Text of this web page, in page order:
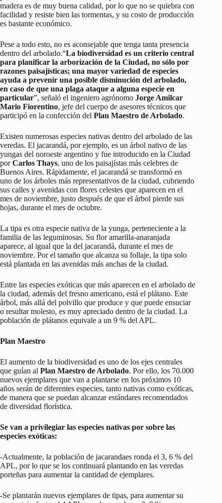
madera es de muy buena calidad, por lo que no se quiebra con
facilidad y resiste bien las tormentas, y su costo de producción
es bastante económico.
Pese a todo esto, no es aconsejable que tenga tanta presencia
dentro del arbolado.“La biodiversidad es un criterio central
para planificar la arborización de la Ciudad, no sólo por
razones paisajísticas; una mayor variedad de especies
ayuda a prevenir una posible disminución del arbolado,
en caso de que una plaga ataque a alguna especie en
particular”, señaló el ingeniero agrónomo Jorge Amilcar
Mario Fiorentino, jefe del cuerpo de asesores técnicos que
participó en la confección del Plan Maestro de Arbolado.
Existen numerosas especies nativas dentro del arbolado de las
veredas. El jacarandá, por ejemplo, es un árbol nativo de las
yungas del noroeste argentino y fue introducido en la Ciudad
porCarlos Thays, uno de los paisajístas más celebres de
Buenos Aires. Rápidamente, el jacarandá se transformó en
uno de los árboles más representativos de la ciudad, cubriendo
sus calles y avenidas con flores celestes que aparecen en el
mes de noviembre, justo después de que el árbol pierde sus
hojas, durante el mes de octubre.
La tipa es otra especie nativa de la yunga, perteneciente a la
familia de las leguminosas. Su flor amarilla-anaranjada
aparece, al igual que la del jacarandá, durante el mes de
noviembre. Por el tamaño que alcanza su follaje, la tipa solo
está plantada en las avenidas más anchas de la ciudad.
Entre las especies exóticas que más aparecen en el arbolado de
la ciudad, además del fresno americano, está el plátano. Este
árbol, más allá del polvillo que produce y que puede ensuciar
o resultar molesto, es muy apreciado dentro de la ciudad. La
población de plátanos equivale a un 9 % del APL.
Plan Maestro
El aumento de la biodiversidad es uno de los ejes centrales
que guían al Plan Maestro de Arbolado. Por ello, los 70.000
nuevos ejemplares que van a plantarse en los próximos 10
años serán de diferentes especies, tanto nativas como exóticas,
de manera que se puedan alcanzar estándares recomendados
de diversidad florística.
Se van a privilegiar las especies nativas por sobre las
especies exóticas:
-Actualmente, la población de jacarandaes ronda el 3, 6 % del
APL, por lo que se los continuará plantando en las veredas
porteñas para aumentar la cantidad de ejemplares.
-Se plantarán nuevos ejemplares de tipas, para aumentar su